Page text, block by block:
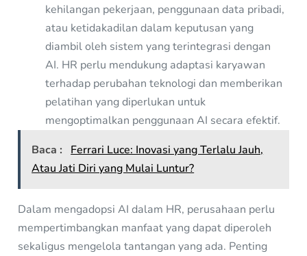
kehilangan pekerjaan, penggunaan data pribadi,
atau ketidakadilan dalam keputusan yang
diambil oleh sistem yang terintegrasi dengan
AI. HR perlu mendukung adaptasi karyawan
terhadap perubahan teknologi dan memberikan
pelatihan yang diperlukan untuk
mengoptimalkan penggunaan AI secara efektif.
Baca :
Ferrari Luce: Inovasi yang Terlalu Jauh,
Atau Jati Diri yang Mulai Luntur?
Dalam mengadopsi AI dalam HR, perusahaan perlu
mempertimbangkan manfaat yang dapat diperoleh
sekaligus mengelola tantangan yang ada. Penting